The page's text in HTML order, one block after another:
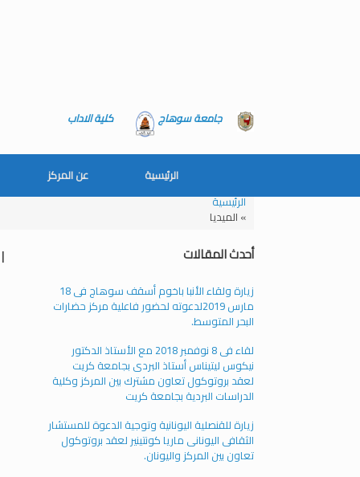
جامعة سوهاج كلية الاداب
الرئيسية عن المركز
الرئيسية
» الميديا
أحدث المقالات
زيارة ولقاء الأنبا باخوم أسقف سوهاج فى 18
مارس 2019لدعوته لحضور فاعلية مركز حضارات
البحر المتوسط.
لقاء فى 8 نوفمبر 2018 مع الأستاذ الدكتور
نيكوس ليتيناس أستاذ البردى بجامعة كريت
لعقد بروتوكول تعاون مشترك بين المركز وكلية
الدراسات البردية بجامعة كريت
زيارة للقنصلية اليونانية وتوجية الدعوة للمستشار
الثقافى اليونانى ماريا كونتينير لعقد بروتوكول
تعاون بين المركز واليونان.